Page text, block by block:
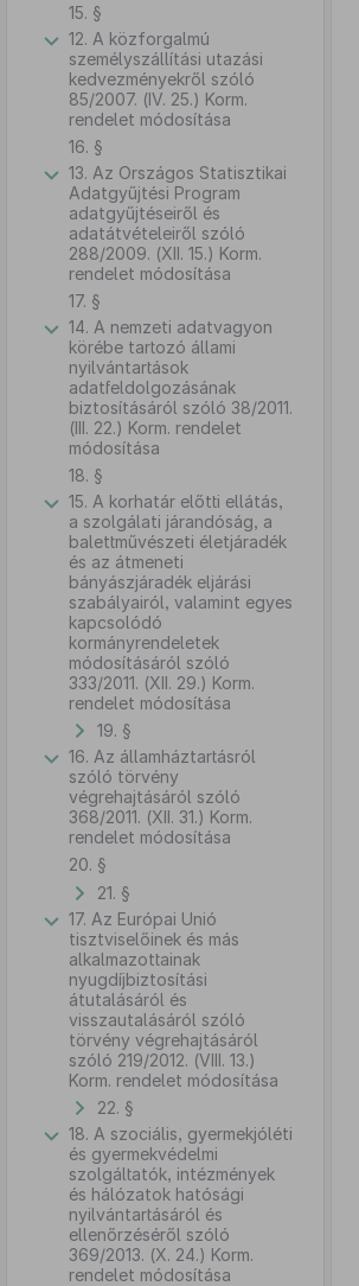
15. §
12. A közforgalmú
személyszállítási utazási
kedvezményekről szóló
85/2007. (IV. 25.) Korm.
rendelet módosítása
16. §
13. Az Országos Statisztikai
Adatgyűjtési Program
adatgyűjtéseiről és
adatátvételeiről szóló
288/2009. (XII. 15.) Korm.
rendelet módosítása
17. §
14. A nemzeti adatvagyon
körébe tartozó állami
nyilvántartások
adatfeldolgozásának
biztosításáról szóló 38/2011.
(III. 22.) Korm. rendelet
módosítása
18. §
15. A korhatár előtti ellátás,
a szolgálati járandóság, a
balettművészeti életjáradék
és az átmeneti
bányászjáradék eljárási
szabályairól, valamint egyes
kapcsolódó
kormányrendeletek
módosításáról szóló
333/2011. (XII. 29.) Korm.
rendelet módosítása
19. §
16. Az államháztartásról
szóló törvény
végrehajtásáról szóló
368/2011. (XII. 31.) Korm.
rendelet módosítása
20. §
21. §
17. Az Európai Unió
tisztviselőinek és más
alkalmazottainak
nyugdíjbiztosítási
átutalásáról és
visszautalásáról szóló
törvény végrehajtásáról
szóló 219/2012. (VIII. 13.)
Korm. rendelet módosítása
22. §
18. A szociális, gyermekjóléti
és gyermekvédelmi
szolgáltatók, intézmények
és hálózatok hatósági
nyilvántartásáról és
ellenőrzéséről szóló
369/2013. (X. 24.) Korm.
rendelet módosítása